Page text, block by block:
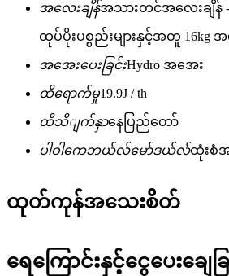
အလေးချိန်အသားတင်အလေးချိန် -
ထုပ်ပိုးပစ္စည်းများနှင့်အတူ 16kg အ
အအေးပေးခြင်းHydro အအေး
ထိရောက်မှု19.9J / th
ထိသိျက်နှာနေပြည်တော်
ပါဝါကေဘယ်လ်မော်ဒယ်လ်ထုံးစံအ
ထုတ်ကုန်အသေးစိတ်
ရေကြောင်းနှင့်ငွေပေးချေခ